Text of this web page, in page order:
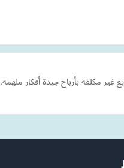
مكلفة بأرباح جيدة أفكار ملهمة.